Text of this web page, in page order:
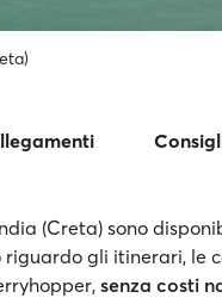
(Creta) sono
gli itinerari, le
senza costi